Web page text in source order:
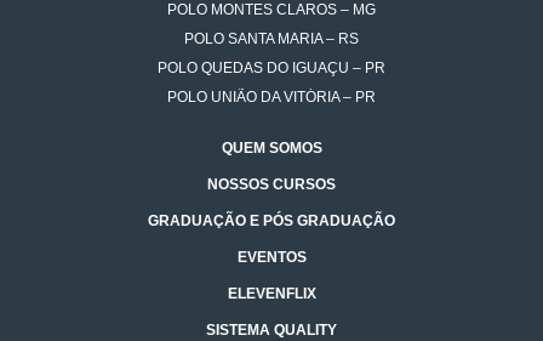
POLO MONTES CLAROS – MG
POLO SANTA MARIA – RS
POLO QUEDAS DO IGUAÇU – PR
POLO UNIÃO DA VITÓRIA – PR
QUEM SOMOS
NOSSOS CURSOS
GRADUAÇÃO E PÓS GRADUAÇÃO
EVENTOS
ELEVENFLIX
SISTEMA QUALITY